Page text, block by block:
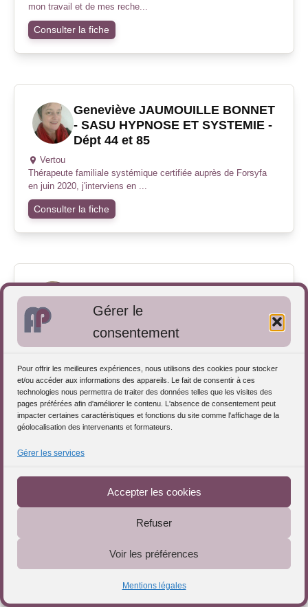
Gérer le
consentement
Pour offrir les meilleures expériences, nous utilisons des cookies pour stocker
et/ou accéder aux informations des appareils. Le fait de consentir à ces
technologies nous permettra de traiter des données telles que les visites des
pages préférées afin d'améliorer le contenu. L'absence de consentement peut
impacter certaines caractéristiques et fonctions du site comme l'affichage de la
géolocalisation des intervenants et formateurs.
Gérer les services
Accepter les cookies
Refuser
Voir les préférences
Mentions légales
mon travail et de mes reche...
Consulter la fiche
Geneviève JAUMOUILLE BONNET
- SASU HYPNOSE ET SYSTEMIE -
Dépt 44 et 85
Vertou
Thérapeute familiale systémique certifiée auprès de Forsyfa
en juin 2020, j'interviens en ...
Consulter la fiche
Stéphanie BARBARIT- Animatrice
de groupe d'Analyse de Pratiques
Professionnelles
et formatrice Snoezelen. Mon...
Consulter la fiche
systémique
Consulter la fiche
Téléchargez le Guide